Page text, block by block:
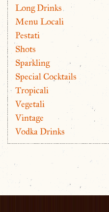
Long Drinks
Menu Locali
Pestati
Shots
Sparkling
Special Cocktails
Tropicali
Vegetali
Vintage
Vodka Drinks